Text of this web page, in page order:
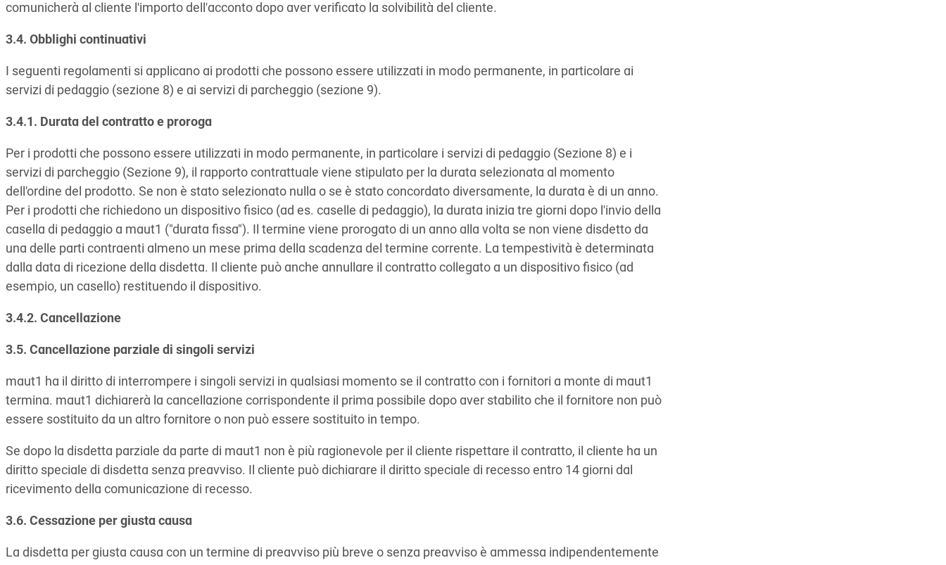
comunicherà al cliente l'importo dell'acconto dopo aver verificato la solvibilità del cliente.
3.4. Obblighi continuativi
I seguenti regolamenti si applicano ai prodotti che possono essere utilizzati in modo permanente, in particolare ai
servizi di pedaggio (sezione 8) e ai servizi di parcheggio (sezione 9).
3.4.1. Durata del contratto e proroga
Per i prodotti che possono essere utilizzati in modo permanente, in particolare i servizi di pedaggio (Sezione 8) e i
servizi di parcheggio (Sezione 9), il rapporto contrattuale viene stipulato per la durata selezionata al momento
dell'ordine del prodotto. Se non è stato selezionato nulla o se è stato concordato diversamente, la durata è di un anno.
Per i prodotti che richiedono un dispositivo fisico (ad es. caselle di pedaggio), la durata inizia tre giorni dopo l'invio della
casella di pedaggio a maut1 ("durata fissa"). Il termine viene prorogato di un anno alla volta se non viene disdetto da
una delle parti contraenti almeno un mese prima della scadenza del termine corrente. La tempestività è determinata
dalla data di ricezione della disdetta. Il cliente può anche annullare il contratto collegato a un dispositivo fisico (ad
esempio, un casello) restituendo il dispositivo.
3.4.2. Cancellazione
3.5. Cancellazione parziale di singoli servizi
maut1 ha il diritto di interrompere i singoli servizi in qualsiasi momento se il contratto con i fornitori a monte di maut1
termina. maut1 dichiarerà la cancellazione corrispondente il prima possibile dopo aver stabilito che il fornitore non può
essere sostituito da un altro fornitore o non può essere sostituito in tempo.
Se dopo la disdetta parziale da parte di maut1 non è più ragionevole per il cliente rispettare il contratto, il cliente ha un
diritto speciale di disdetta senza preavviso. Il cliente può dichiarare il diritto speciale di recesso entro 14 giorni dal
ricevimento della comunicazione di recesso.
3.6. Cessazione per giusta causa
La disdetta per giusta causa con un termine di preavviso più breve o senza preavviso è ammessa indipendentemente